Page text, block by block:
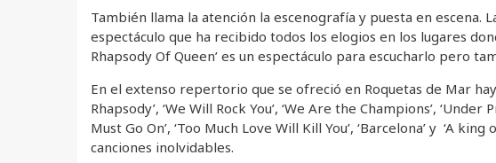
También llama la atención la escenografía y puesta en escena.
espectáculo que ha recibido todos los elogios en los lugares
Rhapsody Of Queen’ es un espectáculo para escucharlo pero
En el extenso repertorio que se ofreció en Roquetas de Mar
Rhapsody’, ‘We Will Rock You’, ‘We Are the Champions’, ‘Under
Must Go On’, ‘Too Much Love Will Kill You’, ‘Barcelona’ y ‘A
canciones inolvidables.